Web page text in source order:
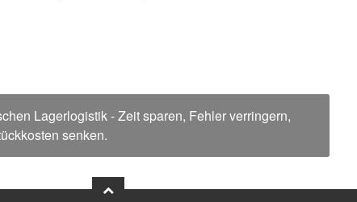
Lagerlogistik - Zeit sparen, Fehler verringern,
senken.